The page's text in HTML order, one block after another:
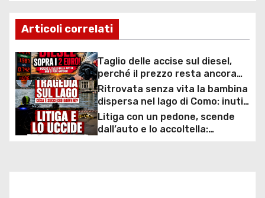
i
g
a
z
i
Articoli correlati
Taglio delle accise sul diesel,
perché il prezzo resta ancora
sopra i 2 euro nonostante lo
sconto deciso dal Governo
Ritrovata senza vita la bambina
dispersa nel lago di Como: inutili
ore di ricerche dei
sommozzatori
Litiga con un pedone, scende
dall’auto e lo accoltella: